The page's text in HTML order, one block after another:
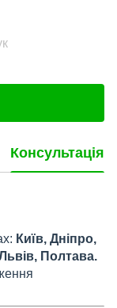
Консультація
Київ, Дніпро,
Полтава.